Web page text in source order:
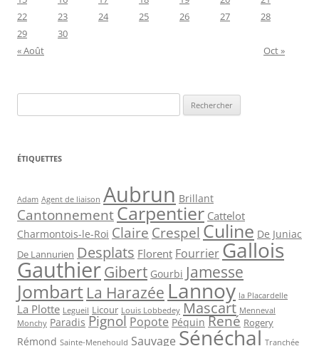
22
23 24 25 26 27
28
29
30
« Août
Oct »
ÉTIQUETTES
Adam Agent de liaison Aubrun Brillant
Cantonnement Carpentier Cattelot
Charmontois-le-Roi Claire Crespel Culine De Juniac
De Lannurien Desplats Florent Fourrier Gallois
GauthierGibert Gourbi Jamesse
Jombart La Harazée Lannoy la Placardelle
La Plotte Legueil Licour Louis Lobbedey Mascart Menneval
Monchy Paradis Pignol Popote Péquin René Rogery
Rémond Sainte-Menehould Sauvage Sénéchal Tranchée